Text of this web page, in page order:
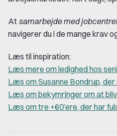
At samarbejde med
navigerer du i de mange krav
Læs til inspiration:
Læs mere om ledighed hos
Læs om Susanne Bondrup,
Læs om bekymringer om at
Læs om tre +60’ere, der har